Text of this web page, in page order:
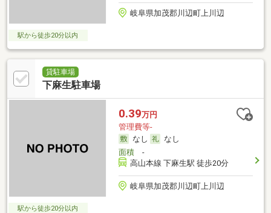
岐阜県加茂郡川辺町上川辺
駅から徒歩20分以内
貸駐車場
下麻生駐車場
0.39万円
管理費等-
なし
なし
面積-
高山本線 下麻生駅 徒歩20分
岐阜県加茂郡川辺町上川辺
駅から徒歩20分以内